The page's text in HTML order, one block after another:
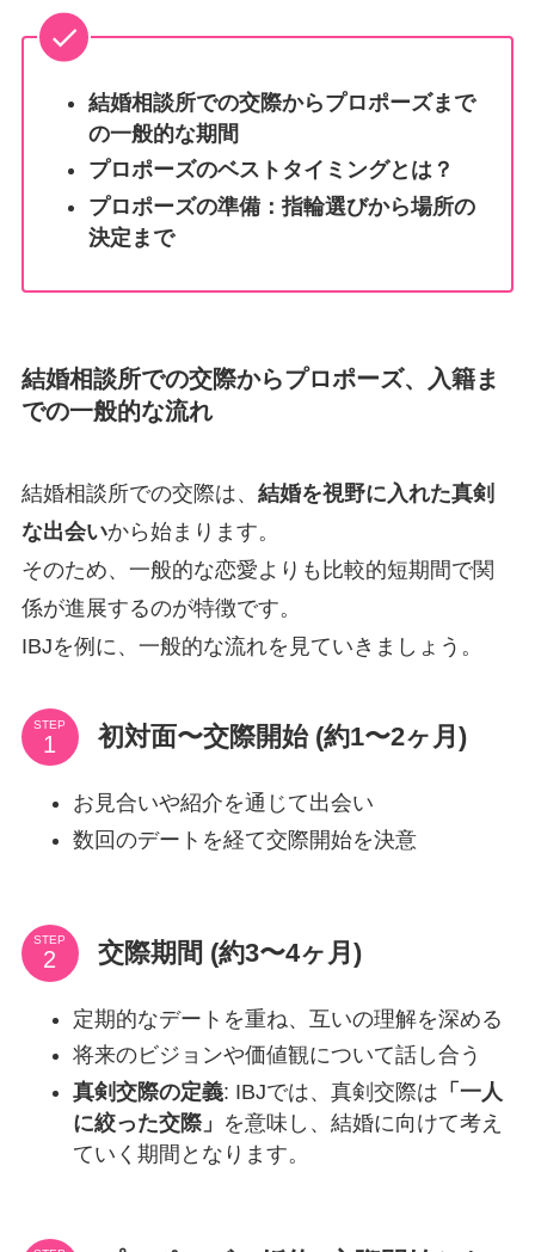
結婚相談所での交際からプロポーズまで
の一般的な期間
プロポーズのベストタイミングとは？
プロポーズの準備：指輪選びから場所の
決定まで
結婚相談所での交際からプロポーズ、入籍ま
での一般的な流れ
結婚相談所での交際は、 結婚を視野に入れた真剣
な出会いから始まります。
そのため、一般的な恋愛よりも比較的短期間で関
係が進展するのが特徴です。
IBJを例に、一般的な流れを見ていきましょう。
STEP 初対面〜交際開始 (約1〜2ヶ月)
お見合いや紹介を通じて出会い
数回のデートを経て交際開始を決意
STEP 交際期間 (約3〜4ヶ月)
定期的なデートを重ね、互いの理解を深める
将来のビジョンや価値観について話し合う
真剣交際の定義: IBJでは、真剣交際は 「一人
に絞った交際」 を意味し、結婚に向けて考え
ていく期間となります。